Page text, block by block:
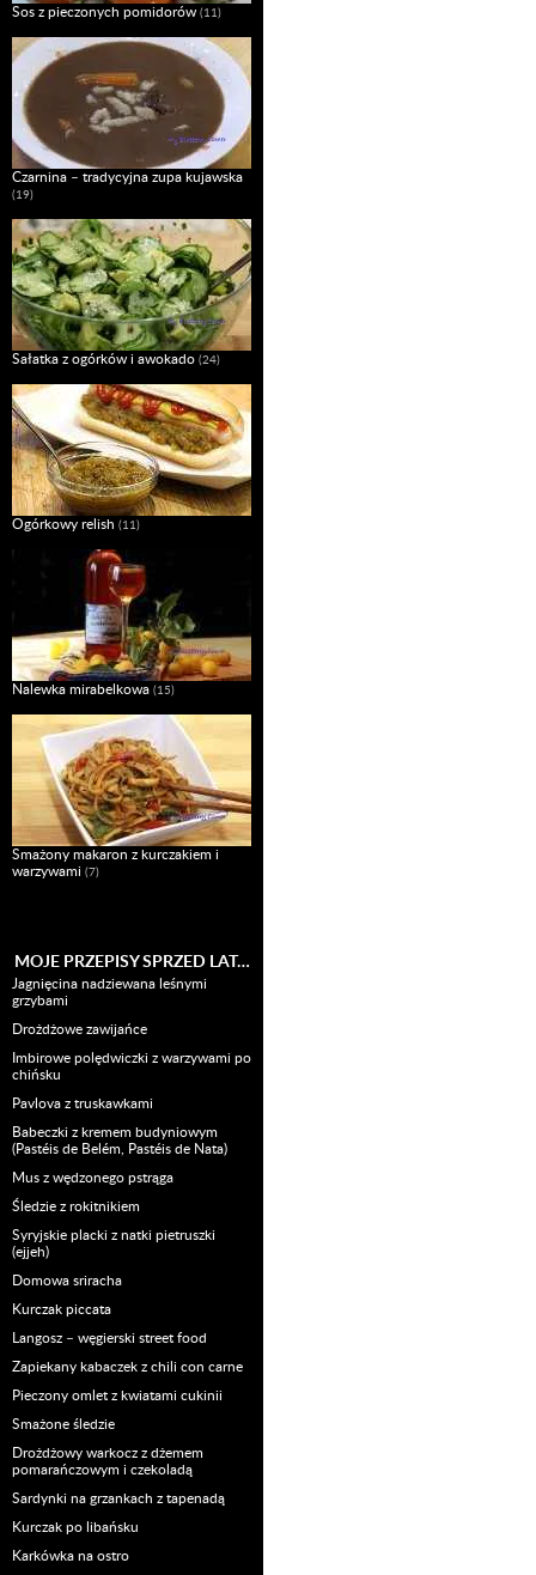
Sos z pieczonych pomidorów (11)
Czarnina – tradycyjna zupa kujawska
(19)
Sałatka z ogórków i awokado (24)
Ogórkowy relish (11)
Nalewka mirabelkowa (15)
Smażony makaron z kurczakiem i
warzywami (7)
MOJE PRZEPISY SPRZED LAT…
Jagnięcina nadziewana leśnymi
grzybami
Drożdżowe zawijańce
Imbirowe polędwiczki z warzywami po
chińsku
Pavlova z truskawkami
Babeczki z kremem budyniowym
(Pastéis de Belém, Pastéis de Nata)
Mus z wędzonego pstrąga
Śledzie z rokitnikiem
Syryjskie placki z natki pietruszki
(ejjeh)
Domowa sriracha
Kurczak piccata
Langosz – węgierski street food
Zapiekany kabaczek z chili con carne
Pieczony omlet z kwiatami cukinii
Smażone śledzie
Drożdżowy warkocz z dżemem
pomarańczowym i czekoladą
Sardynki na grzankach z tapenadą
Kurczak po libańsku
Karkówka na ostro